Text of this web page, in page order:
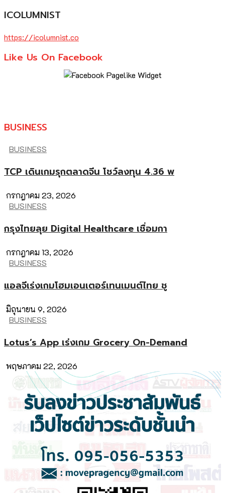
ICOLUMNIST
https://icolumnist.co
Like Us On Facebook
BUSINESS
BUSINESS
TCP เดินเกมรุกตลาดจีน โชว์ลงทุน 4.36 พ
กรกฎาคม 23, 2026
BUSINESS
กรุงไทยลุย Digital Healthcare เชื่อมกา
กรกฎาคม 13, 2026
BUSINESS
แอลจีเร่งเกมโฮมเอนเตอร์เทนเมนต์ไทย ชู
มิถุนายน 9, 2026
BUSINESS
Lotus’s App เร่งเกม Grocery On-Demand
พฤษภาคม 22, 2026